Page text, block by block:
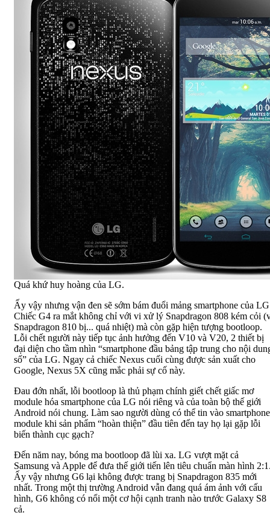
Quá khứ huy hoàng của LG.
Ấy vậy nhưng vận đen sẽ sớm bám đuổi mảng smartphone của
Chiếc G4 ra mắt không chỉ với vi xử lý Snapdragon 808 kém cỏi
Snapdragon 810 bị... quá nhiệt) mà còn gặp hiện tượng bootloop.
Lỗi chết người này tiếp tục ảnh hưởng đến V10 và V20, 2 thiết bị
đại diện cho tầm nhìn “smartphone đầu bảng tập trung cho nội
số” của LG. Ngay cả chiếc Nexus cuối cùng được sản xuất cho
Google, Nexus 5X cũng mắc phải sự cố này.
Đau đớn nhất, lỗi bootloop là thủ phạm chính giết chết giấc mơ
module hóa smartphone của LG nói riêng và của toàn bộ thế giới
Android nói chung. Làm sao người dùng có thể tin vào smartphone
module khi sản phẩm “hoàn thiện” đầu tiên đến tay họ lại gặp lỗi
biến thành cục gạch?
Đến năm nay, bóng ma bootloop đã lùi xa. LG vượt mặt cả
Samsung và Apple để đưa thế giới tiến lên tiêu chuẩn màn hình
Ấy vậy nhưng G6 lại không được trang bị Snapdragon 835 mới
nhất. Trong một thị trường Android vẫn đang quá ám ảnh với cấu
hình, G6 không có nổi một cơ hội cạnh tranh nào trước Galaxy S8
cả.